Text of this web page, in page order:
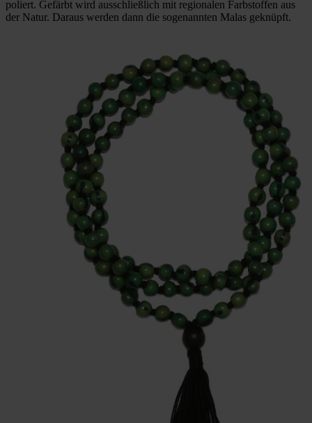
poliert. Gefärbt wird ausschließlich mit regionalen Farbstoffen aus
der Natur. Daraus werden dann die sogenannten Malas geknüpft.